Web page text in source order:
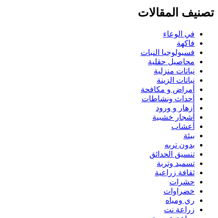
تصنيف المقالات
في الوعاء
فاكهة
فسيولوجيا النبات
محاصيل حقلية
نباتات منزلية
نباتات الزينة
أمراض و مكافحة
أحداث ونشاطات
أزهار و ورود
أشجار خشبية
أعشاب
بيئة
بدون تربه
تنسيق الحدائق
تسميد وتربة
ثقافة زراعية
حشرات
خضراوات
ري ومياه
زراعة نت